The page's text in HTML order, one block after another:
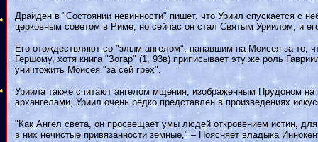
Драйден в "Состоянии невинности" пишет, что Уриил спускается с
церковным советом в Риме, но сейчас он стал Святым Уриилом, и
Его отождествляют со "злым ангелом", напавшим на Моисея за то,
Гершому, хотя книга "Зогар" (1, 93в) приписывает эту же роль
уничтожить Моисея "за сей грех".
Уриила также считают ангелом мщения, изображенным Прудоном
архангелами, Уриил очень редко представлен в произведениях
"Как Ангел света, он просвещает умы людей откровением истин,
в них нечистые привязанности земные," – Поясняет владыка